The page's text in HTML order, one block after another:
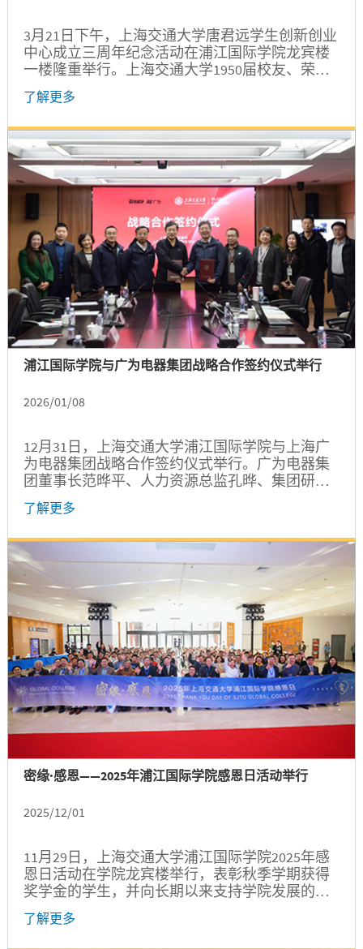
3月21日下午，上海交通大学唐君远学生创新创业
中心成立三周年纪念活动在浦江国际学院龙宾楼
一楼隆重举行。上海交通大学1950届校友、荣誉
博士、苏锡企业有限公司主席唐尤淑圻学长，全
国政协常委、香港友好协进会永远荣誉会长、香
会理事长唐英年及夫人唐郭妤浅，苏锡企业有限
公司董事长唐英敏，江苏省政协常委、上海唐君
远教育基金会副理事长唐庆年及夫人唐欧婉蕙，
香港江苏妇女联合总会副会长、上海唐君远教育
基金会理事兼副秘书长唐嘉慧等唐氏亲族代表，
香港江苏社团总会创会总干事赵静、总干事助理
何丹，上海唐君远教育基金会秘...
了解更多
浦江国际学院与广为电器集团战略合作签约仪式举行
2026/01/08
12月31日，上海交通大学浦江国际学院与上海广
为电器集团战略合作签约仪式举行。广为电器集
团董事长范晔平、人力资源总监孔晔、集团研发
中心总监郭帅、集团数智化部AI工程师韩阳、智
能焊接副总经理王丰年、智能焊就研发部部长赵
升、发展与合作办公室主任许青、唐君远创新创
业中心主任马澄斌、唐君远创新创业中心副主任
毕尤一、国内本科招生主管魏晶鑫出席签约仪
式。双方代表举行座谈交流。...
了解更多
密缘·感恩——2025年浦江国际学院感恩日活动举行
2025/12/01
11月29日，上海交通大学浦江国际学院2025年感
恩日活动在学院龙宾楼举行，表彰秋季学期获得
奖学金的学生，并向长期以来支持学院发展的各
界人士致以谢意。上海交通大学校董、风和投资
创始人兼主席吴炯，携程旅行网首席执行官孙
了解更多